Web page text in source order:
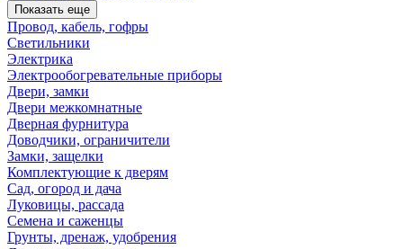
Показать еще
Провод, кабель, гофры
Светильники
Электрика
Электрообогревательные приборы
Двери, замки
Двери межкомнатные
Дверная фурнитура
Доводчики, ограничители
Замки, защелки
Комплектующие к дверям
Сад, огород и дача
Луковицы, рассада
Семена и саженцы
Грунты, дренаж, удобрения